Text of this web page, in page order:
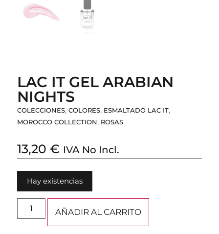
LAC IT GEL ARABIAN
NIGHTS
COLECCIONES, COLORES, ESMALTADO LAC IT,
MOROCCO COLLECTION, ROSAS
13,20 € IVA No Incl.
Hay existencias
AÑADIR AL CARRITO